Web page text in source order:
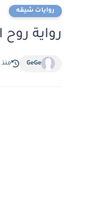
روايات شيقه
رواية روح الروح
GeGe منذ